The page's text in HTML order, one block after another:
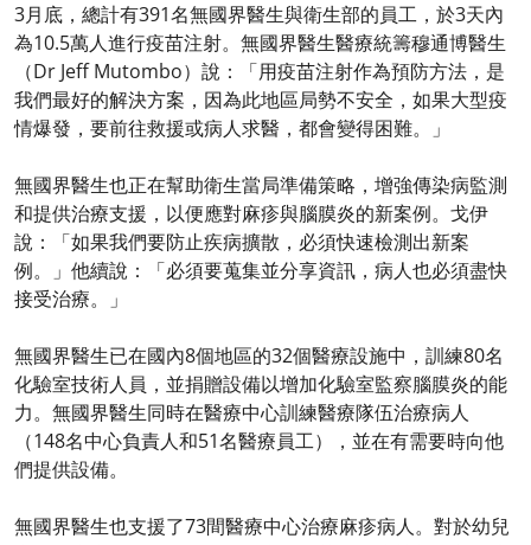
3月底，總計有391名無國界醫生與衛生部的員工，於3天內
為10.5萬人進行疫苗注射。無國界醫生醫療統籌穆通博醫生
（Dr Jeff Mutombo）說：「用疫苗注射作為預防方法，是
我們最好的解決方案，因為此地區局勢不安全，如果大型疫
情爆發，要前往救援或病人求醫，都會變得困難。」
無國界醫生也正在幫助衛生當局準備策略，增強傳染病監測
和提供治療支援，以便應對麻疹與腦膜炎的新案例。戈伊
說：「如果我們要防止疾病擴散，必須快速檢測出新案
例。」他續說：「必須要蒐集並分享資訊，病人也必須盡快
接受治療。」
無國界醫生已在國內8個地區的32個醫療設施中，訓練80名
化驗室技術人員，並捐贈設備以增加化驗室監察腦膜炎的能
力。無國界醫生同時在醫療中心訓練醫療隊伍治療病人
（148名中心負責人和51名醫療員工），並在有需要時向他
們提供設備。
無國界醫生也支援了73間醫療中心治療麻疹病人。對於幼兒